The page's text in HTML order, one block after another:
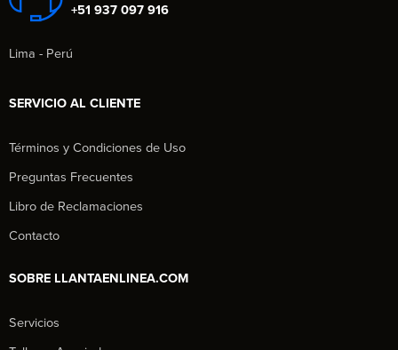
+51 937 097 916
Lima - Perú
SERVICIO AL CLIENTE
Términos y Condiciones de Uso
Preguntas Frecuentes
Libro de Reclamaciones
Contacto
SOBRE LLANTAENLINEA.COM
Servicios